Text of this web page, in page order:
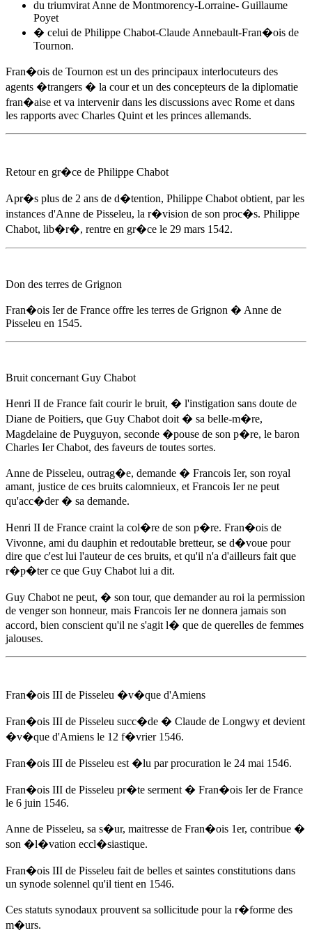
du triumvirat Anne de Montmorency-Lorraine- Guillaume
Poyet
� celui de Philippe Chabot-Claude Annebault-Fran�ois de
Tournon.
Fran�ois de Tournon est un des principaux interlocuteurs des
agents �trangers � la cour et un des concepteurs de la diplomatie
fran�aise et va intervenir dans les discussions avec Rome et dans
les rapports avec Charles Quint et les princes allemands.
Retour en gr�ce de Philippe Chabot
Apr�s plus de 2 ans de d�tention, Philippe Chabot obtient, par les
instances d'Anne de Pisseleu, la r�vision de son proc�s. Philippe
Chabot, lib�r�, rentre en gr�ce le 29 mars 1542.
Don des terres de Grignon
Fran�ois Ier de France offre les terres de Grignon � Anne de
Pisseleu en 1545.
Bruit concernant Guy Chabot
Henri II de France fait courir le bruit, � l'instigation sans doute de
Diane de Poitiers, que Guy Chabot doit � sa belle-m�re,
Magdelaine de Puyguyon, seconde �pouse de son p�re, le baron
Charles Ier Chabot, des faveurs de toutes sortes.
Anne de Pisseleu, outrag�e, demande � Francois Ier, son royal
amant, justice de ces bruits calomnieux, et Francois Ier ne peut
qu'acc�der � sa demande.
Henri II de France craint la col�re de son p�re. Fran�ois de
Vivonne, ami du dauphin et redoutable bretteur, se d�voue pour
dire que c'est lui l'auteur de ces bruits, et qu'il n'a d'ailleurs fait que
r�p�ter ce que Guy Chabot lui a dit.
Guy Chabot ne peut, � son tour, que demander au roi la permission
de venger son honneur, mais Francois Ier ne donnera jamais son
accord, bien conscient qu'il ne s'agit l� que de querelles de femmes
jalouses.
Fran�ois III de Pisseleu �v�que d'Amiens
Fran�ois III de Pisseleu succ�de � Claude de Longwy et devient
�v�que d'Amiens le 12 f�vrier 1546.
Fran�ois III de Pisseleu est �lu par procuration le 24 mai 1546.
Fran�ois III de Pisseleu pr�te serment � Fran�ois Ier de France
le 6 juin 1546.
Anne de Pisseleu, sa s�ur, maitresse de Fran�ois 1er, contribue �
son �l�vation eccl�siastique.
Fran�ois III de Pisseleu fait de belles et saintes constitutions dans
un synode solennel qu'il tient en 1546.
Ces statuts synodaux prouvent sa sollicitude pour la r�forme des
m�urs.